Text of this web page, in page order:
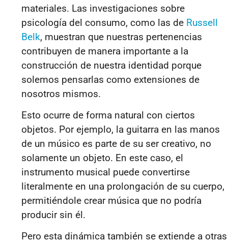
materiales. Las investigaciones sobre
psicología del consumo, como las de Russell
Belk, muestran que nuestras pertenencias
contribuyen de manera importante a la
construcción de nuestra identidad porque
solemos pensarlas como extensiones de
nosotros mismos.
Esto ocurre de forma natural con ciertos
objetos. Por ejemplo, la guitarra en las manos
de un músico es parte de su ser creativo, no
solamente un objeto. En este caso, el
instrumento musical puede convertirse
literalmente en una prolongación de su cuerpo,
permitiéndole crear música que no podría
producir sin él.
Pero esta dinámica también se extiende a otras